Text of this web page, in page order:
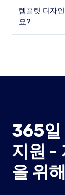
템플릿 디자
요?
365일
지원 -
을 위